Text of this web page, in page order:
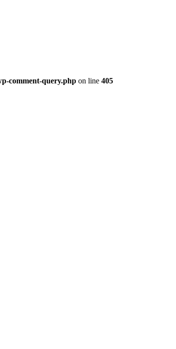
comment-query.php on line 405